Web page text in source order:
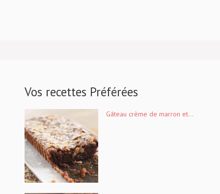
Vos recettes Préférées
Gâteau crème de marron et...